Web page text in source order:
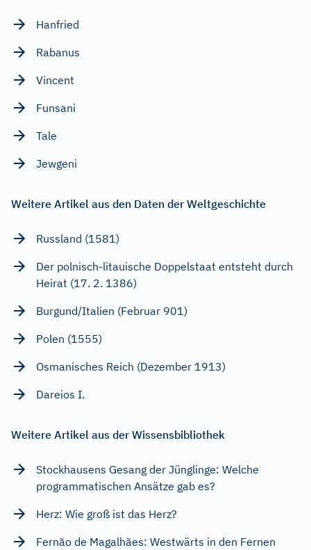
Hanfried
Rabanus
Vincent
Funsani
Tale
Jewgeni
Weitere Artikel aus den Daten der Weltgeschichte
Russland (1581)
Der polnisch-litauische Doppelstaat entsteht durch
Heirat (17. 2. 1386)
Burgund/Italien (Februar 901)
Polen (1555)
Osmanisches Reich (Dezember 1913)
Dareios I.
Weitere Artikel aus der Wissensbibliothek
Stockhausens Gesang der Jünglinge: Welche
programmatischen Ansätze gab es?
Herz: Wie groß ist das Herz?
Fernão de Magalhães: Westwärts in den Fernen